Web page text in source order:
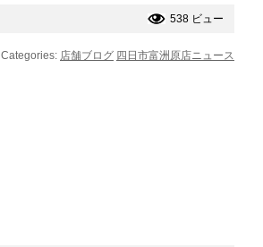
538 ビュー
Categories: 店舗ブログ 四日市富洲原店ニュース